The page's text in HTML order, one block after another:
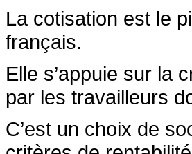
La cotisation est le
français.
Elle s’appuie sur la
par les travailleurs
C’est un choix de